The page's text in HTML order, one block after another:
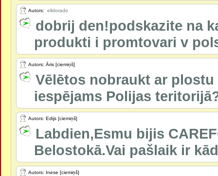
Autors: elldorado
dobrij den!podskazite na
produkti i promtovari v
Autors: Āris [ciemiņš]
Vēlētos nobraukt ar
iespējams Polijas
Autors: Edijs [ciemiņš]
Labdien,Esmu bijis
Belostokā.Vai pašlaik ir
Autors: Inese [ciemiņš]